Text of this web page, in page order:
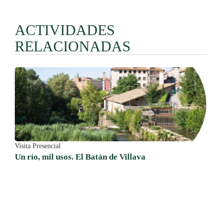
ACTIVIDADES
RELACIONADAS
Visita Presencial
Un río, mil usos. El Batán de Villava